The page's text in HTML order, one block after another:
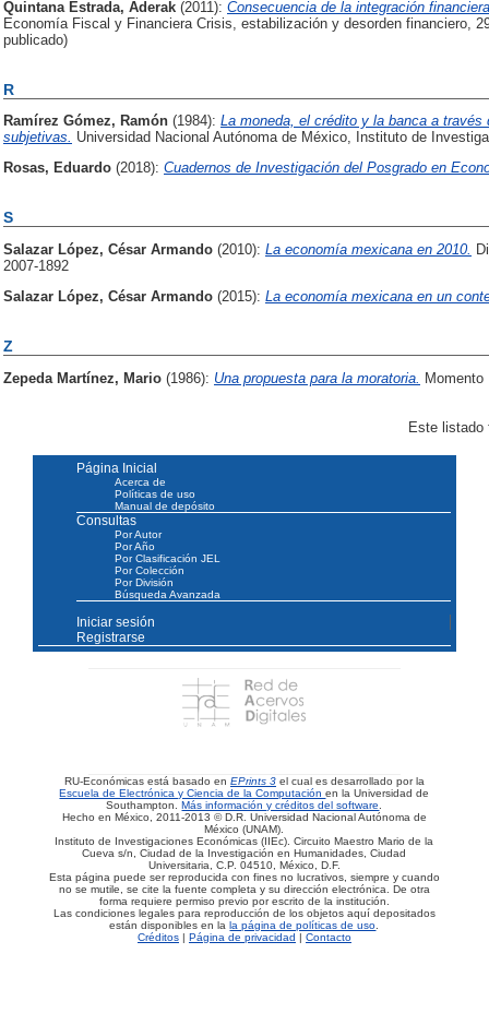
Quintana Estrada, Aderak (2011): Consecuencia de la integración
Economía Fiscal y Financiera Crisis, estabilización y desorden financiero,
publicado)
R
Ramírez Gómez, Ramón (1984): La moneda, el crédito y la banca a
subjetivas. Universidad Nacional Autónoma de México, Instituto de
Rosas, Eduardo (2018): Cuadernos de Investigación del Posgrado en
S
Salazar López, César Armando (2010): La economía mexicana en 2010.
2007-1892
Salazar López, César Armando (2015): La economía mexicana en un
Z
Zepeda Martínez, Mario (1986): Una propuesta para la moratoria. Momento
Este listado
Página Inicial
Acerca de
Políticas de uso
Manual de depósito
Consultas
Por Autor
Por Año
Por Clasificación JEL
Por Colección
Por División
Búsqueda Avanzada
Iniciar sesión
Registrarse
RU-Económicas está basado en EPrints 3 el cual es desarrollado por la
Escuela de Electrónica y Ciencia de la Computaciónen la Universidad de
Southampton.Más información y créditos del software.
Hecho en México, 2011-2013 © D.R. Universidad Nacional Autónoma de
México (UNAM).
Instituto de Investigaciones Económicas (IIEc). Circuito Maestro Mario de la
Cueva s/n, Ciudad de la Investigación en Humanidades, Ciudad
Universitaria, C.P. 04510, México, D.F.
Esta página puede ser reproducida con fines no lucrativos, siempre y cuando
no se mutile, se cite la fuente completa y su dirección electrónica. De otra
forma requiere permiso previo por escrito de la institución.
Las condiciones legales para reproducción de los objetos aquí depositados
están disponibles en lala página de políticas de uso.
Créditos| Página de privacidad | Contacto